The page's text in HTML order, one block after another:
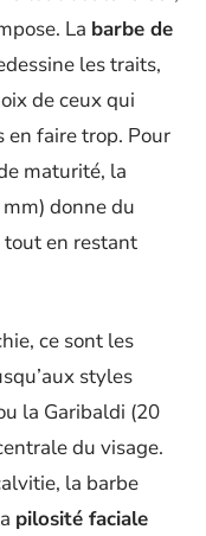
La barbe de
les traits,
de ceux qui
en faire trop. Pour
maturité, la
donne du
en restant
ce sont les
styles
la Garibaldi (20
du visage.
la barbe
pilosité faciale